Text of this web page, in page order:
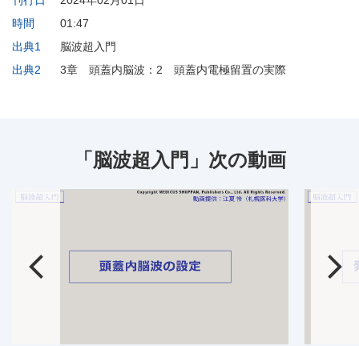
時間
01:47
出典1
脳波超入門
出典2
3章 頭蓋内脳波：2 頭蓋内電極留置の実際
「脳波超入門」次の動画